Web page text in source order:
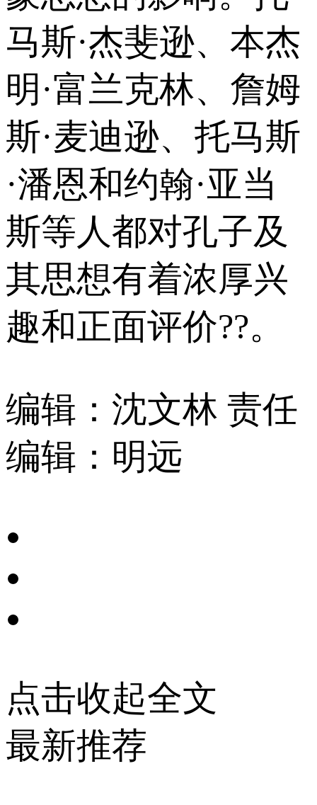
马斯·杰斐逊、本杰
明·富兰克林、詹姆
斯·麦迪逊、托马斯
·潘恩和约翰·亚当
斯等人都对孔子及
其思想有着浓厚兴
趣和正面评价??。
编辑：沈文林 责任
编辑：明远
点击收起全文
最新推荐